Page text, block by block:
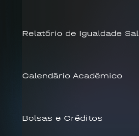
Relatório de Igualdade
Calendário Acadêmico
Bolsas e Créditos